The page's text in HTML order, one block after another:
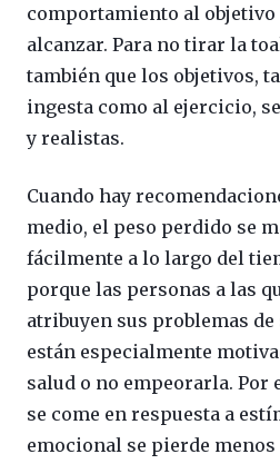
comportamiento al objetivo
alcanzar. Para no tirar la
también que los objetivos,
ingesta como al ejercicio,
y realistas.
Cuando hay
medio, el peso perdido se
fácilmente a lo largo del
porque las personas a las
atribuyen sus problemas
están especialmente
salud o no empeorarla. Por
se come en respuesta a
emocional se pierde